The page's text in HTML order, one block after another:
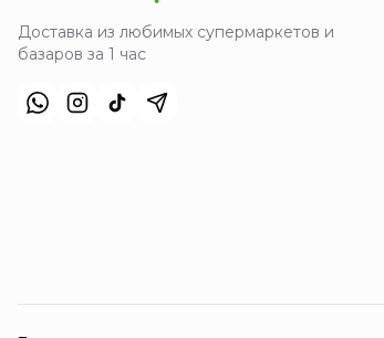
Доставка из любимых супермаркетов и
базаров за 1 час